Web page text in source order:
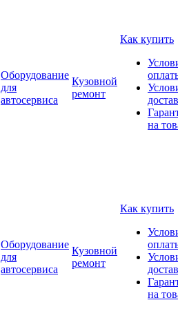
Оборудование
для
автосервиса
Кузовной
ремонт
Как купить
на
Оборудование
для
автосервиса
Кузовной
ремонт
Как купить
на